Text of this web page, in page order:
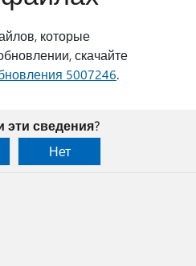
которые
скачайте
5007246.
сведения?
Нет